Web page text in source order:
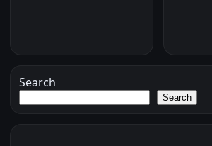
Search
Search